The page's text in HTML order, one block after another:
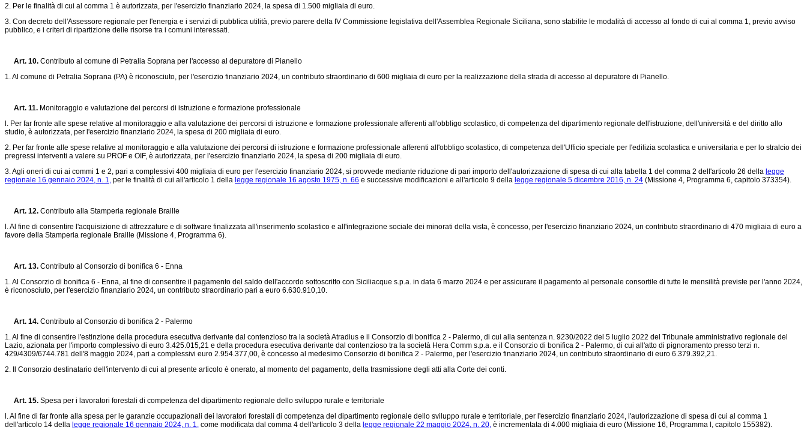
2. Per le finalità di cui al comma 1 è autorizzata, per l'esercizio finanziario 2024, la spesa di 1.500 migliaia di euro.
3. Con decreto dell'Assessore regionale per l'energia e i servizi di pubblica utilità, previo parere della IV Commissione legislativa dell'Assemblea Regionale Siciliana, sono stabilite le modalità di accesso al fondo di cui al comma 1, previo avviso
pubblico, e i criteri di ripartizione delle risorse tra i comuni interessati.
Art. 10. Contributo al comune di Petralia Soprana per l'accesso al depuratore di Pianello
1. Al comune di Petralia Soprana (PA) è riconosciuto, per l'esercizio finanziario 2024, un contributo straordinario di 600 migliaia di euro per la realizzazione della strada di accesso al depuratore di Pianello.
Art. 11. Monitoraggio e valutazione dei percorsi di istruzione e formazione professionale
l. Per far fronte alle spese relative al monitoraggio e alla valutazione dei percorsi di istruzione e formazione professionale afferenti all'obbligo scolastico, di competenza del dipartimento regionale dell'istruzione, dell'università e del diritto allo
studio, è autorizzata, per l'esercizio finanziario 2024, la spesa di 200 migliaia di euro.
2. Per far fronte alle spese relative al monitoraggio e alla valutazione dei percorsi di istruzione e formazione professionale afferenti all'obbligo scolastico, di competenza dell'Ufficio speciale per l'edilizia scolastica e universitaria e per lo stralcio dei
pregressi interventi a valere su PROF e OIF, è autorizzata, per l'esercizio finanziario 2024, la spesa di 200 migliaia di euro.
3. Agli oneri di cui ai commi 1 e 2, pari a complessivi 400 migliaia di euro per l'esercizio finanziario 2024, si provvede mediante riduzione di pari importo dell'autorizzazione di spesa di cui alla tabella 1 del comma 2 dell'articolo 26 della legge
regionale 16 gennaio 2024, n. 1, per le finalità di cui all'articolo 1 della legge regionale 16 agosto 1975, n. 66 e successive modificazioni e all'articolo 9 della legge regionale 5 dicembre 2016, n. 24 (Missione 4, Programma 6, capitolo 373354).
Art. 12. Contributo alla Stamperia regionale Braille
l. Al fine di consentire l'acquisizione di attrezzature e di software finalizzata all'inserimento scolastico e all'integrazione sociale dei minorati della vista, è concesso, per l'esercizio finanziario 2024, un contributo straordinario di 470 migliaia di euro a
favore della Stamperia regionale Braille (Missione 4, Programma 6).
Art. 13. Contributo al Consorzio di bonifica 6 - Enna
1. Al Consorzio di bonifica 6 - Enna, al fine di consentire il pagamento del saldo dell'accordo sottoscritto con Siciliacque s.p.a. in data 6 marzo 2024 e per assicurare il pagamento al personale consortile di tutte le mensilità previste per l'anno 2024,
è riconosciuto, per l'esercizio finanziario 2024, un contributo straordinario pari a euro 6.630.910,10.
Art. 14. Contributo al Consorzio di bonifica 2 - Palermo
1. Al fine di consentire l'estinzione della procedura esecutiva derivante dal contenzioso tra la società Atradius e il Consorzio di bonifica 2 - Palermo, di cui alla sentenza n. 9230/2022 del 5 luglio 2022 del Tribunale amministrativo regionale del
Lazio, azionata per l'importo complessivo di euro 3.425.015,21 e della procedura esecutiva derivante dal contenzioso tra la società Hera Comm s.p.a. e il Consorzio di bonifica 2 - Palermo, di cui all'atto di pignoramento presso terzi n.
429/4309/6744.781 dell'8 maggio 2024, pari a complessivi euro 2.954.377,00, è concesso al medesimo Consorzio di bonifica 2 - Palermo, per l'esercizio finanziario 2024, un contributo straordinario di euro 6.379.392,21.
2. Il Consorzio destinatario dell'intervento di cui al presente articolo è onerato, al momento del pagamento, della trasmissione degli atti alla Corte dei conti.
Art. 15. Spesa per i lavoratori forestali di competenza del dipartimento regionale dello sviluppo rurale e territoriale
l. Al fine di far fronte alla spesa per le garanzie occupazionali dei lavoratori forestali di competenza del dipartimento regionale dello sviluppo rurale e territoriale, per l'esercizio finanziario 2024, l'autorizzazione di spesa di cui al comma 1
dell'articolo 14 della legge regionale 16 gennaio 2024, n. 1, come modificata dal comma 4 dell'articolo 3 della legge regionale 22 maggio 2024, n. 20, è incrementata di 4.000 migliaia di euro (Missione 16, Programma l, capitolo 155382).